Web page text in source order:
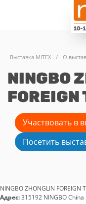
Выставка MITEX / О
NINGBO
FOREIGN
Участвовать в
Посетить
NINGBO ZHONGLIN FOREIGN
Адрес:315192 NINGBO China